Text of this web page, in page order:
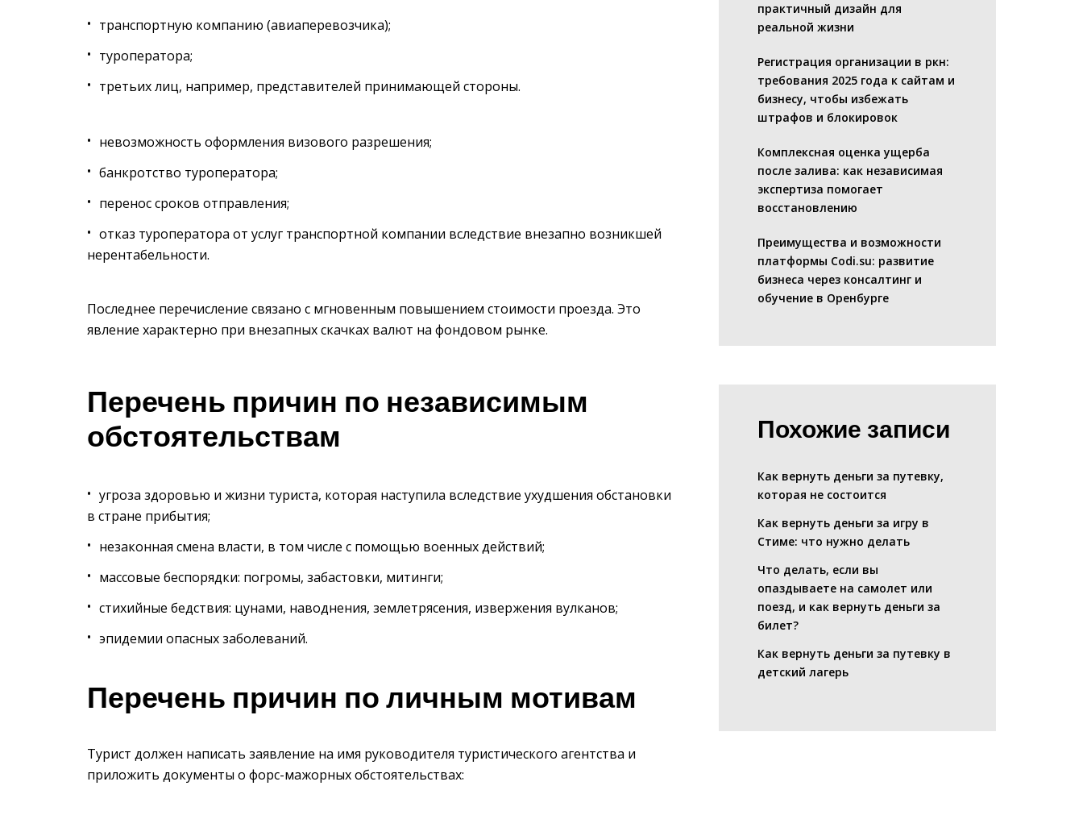
транспортную компанию (авиаперевозчика);
туроператора;
третьих лиц, например, представителей принимающей стороны.
невозможность оформления визового разрешения;
банкротство туроператора;
перенос сроков отправления;
отказ туроператора от услуг транспортной компании вследствие внезапно возникшей
нерентабельности.
Последнее перечисление связано с мгновенным повышением стоимости проезда. Это
явление характерно при внезапных скачках валют на фондовом рынке.
Перечень причин по независимым
обстоятельствам
угроза здоровью и жизни туриста, которая наступила вследствие ухудшения обстановки
в стране прибытия;
незаконная смена власти, в том числе с помощью военных действий;
массовые беспорядки: погромы, забастовки, митинги;
стихийные бедствия: цунами, наводнения, землетрясения, извержения вулканов;
эпидемии опасных заболеваний.
Перечень причин по личным мотивам
Турист должен написать заявление на имя руководителя туристического агентства и
приложить документы о форс-мажорных обстоятельствах:
практичный дизайн для
реальной жизни
Регистрация организации в ркн:
требования 2025 года к сайтам и
бизнесу, чтобы избежать
штрафов и блокировок
Комплексная оценка ущерба
после залива: как независимая
экспертиза помогает
восстановлению
Преимущества и возможности
платформы Codi.su: развитие
бизнеса через консалтинг и
обучение в Оренбурге
Похожие записи
Как вернуть деньги за путевку,
которая не состоится
Как вернуть деньги за игру в
Стиме: что нужно делать
Что делать, если вы
опаздываете на самолет или
поезд, и как вернуть деньги за
билет?
Как вернуть деньги за путевку в
детский лагерь